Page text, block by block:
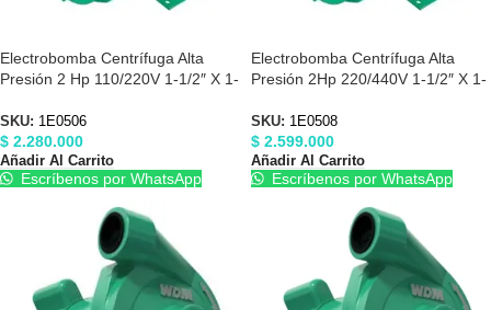
Electrobomba Centrífuga Alta
Presión 2 Hp 110/220V 1-1/2″ X 1-
SKU: 1E0506
$ 2.280.000
Añadir Al Carrito
Escríbenos por WhatsApp
Electrobomba Centrífuga Alta
Presión 2Hp 220/440V 1-1/2″ X 1-
SKU: 1E0508
$ 2.599.000
Añadir Al Carrito
Escríbenos por WhatsApp